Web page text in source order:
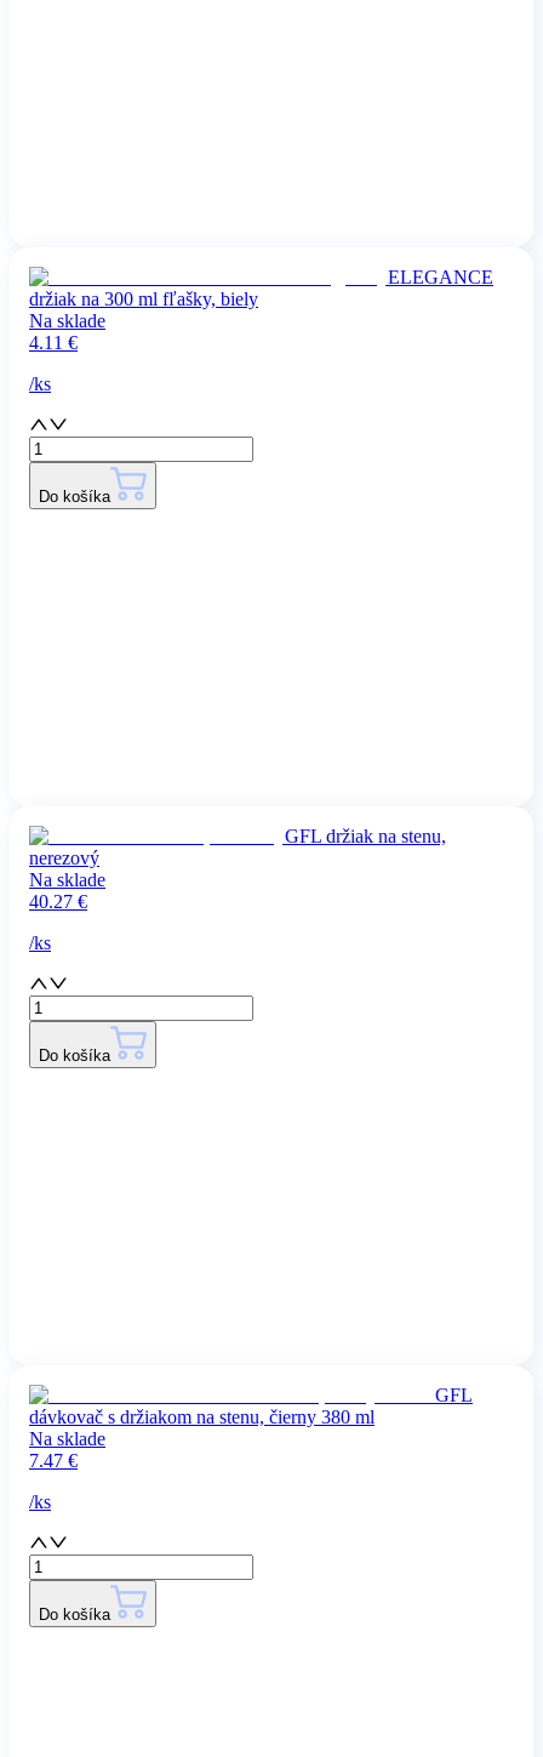
ELEGANCE
držiak na 300 ml fľašky, biely
Na sklade
4.11 €
/ks
Do košíka
GFL držiak na stenu,
nerezový
Na sklade
40.27 €
/ks
Do košíka
GFL
dávkovač s držiakom na stenu, čierny 380 ml
Na sklade
7.47 €
/ks
Do košíka